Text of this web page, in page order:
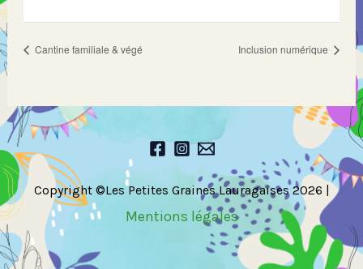
Cantine familiale & végé Inclusion numérique
Copyright ©Les Petites Graines Lauragaises 2026 |
Mentions légales